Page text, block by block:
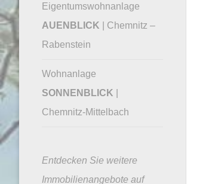
Eigentumswohnanlage
AUENBLICK
| Chemnitz –
Rabenstein
Wohnanlage
SONNENBLICK
Chemnitz-Mittelbach
Entdecken Sie weitere
Immobilienangebote auf